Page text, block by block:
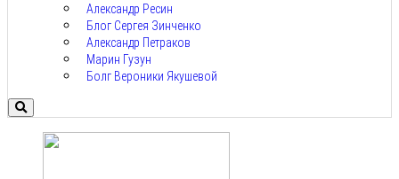
Александр Ресин
Блог Сергея Зинченко
Александр Петраков
Марин Гузун
Болг Вероники Якушевой